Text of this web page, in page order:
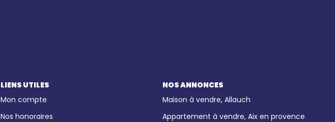
LIENS UTILES
Mon compte
Nos honoraires
NOS ANNONCES
Maison à vendre, Allauch
Appartement à vendre, Aix en provence